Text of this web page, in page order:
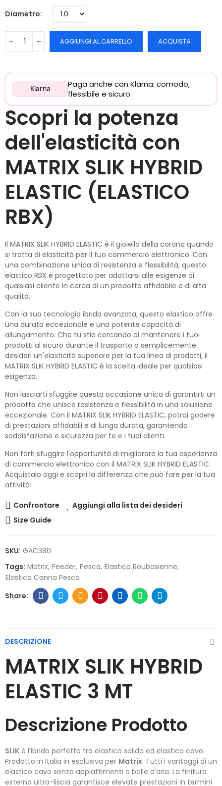
Diametro
AGGIUNGI AL CARRELLO ACQUISTA
Klarna
Paga anche con Klarna: comodo,
flessibile e sicuro.
Scopri la potenza
dell'elasticità con
MATRIX SLIK HYBRID
ELASTIC (ELASTICO
RBX)
Il MATRIX SLIK HYBRID ELASTIC è il gioiello della corona quando
si tratta di elasticità per il tuo commercio elettronico. Con
una combinazione unica di resistenza e flessibilità, questo
elastico RBX è progettato per adattarsi alle esigenze di
qualsiasi cliente in cerca di un prodotto affidabile e di alta
qualità.
Con la sua tecnologia ibrida avanzata, questo elastico offre
una durata eccezionale e una potente capacità di
allungamento. Che tu stia cercando di mantenere i tuoi
prodotti al sicuro durante il trasporto o semplicemente
desideri un'elasticità superiore per la tua linea di prodotti, il
MATRIX SLIK HYBRID ELASTIC è la scelta ideale per qualsiasi
esigenza.
Non lasciarti sfuggire questa occasione unica di garantirti un
prodotto che unisce resistenza e flessibilità in una soluzione
eccezionale. Con il MATRIX SLIK HYBRID ELASTIC, potrai godere
di prestazioni affidabili e di lunga durata, garantendo
soddisfazione e sicurezza per te e i tuoi clienti.
Non farti sfuggire l'opportunità di migliorare la tua esperienza
di commercio elettronico con il MATRIX SLIK HYBRID ELASTIC.
Acquistalo oggi e scopri la differenza che può fare per la tua
attività!
Confrontare
Aggiungi alla lista dei desideri
Size Guide
SKU: GAC380
Tags: Matrix Feeder Pesca Elastico Roubasienne
Elastico Canna Pesca
DESCRIZIONE
MATRIX SLIK HYBRID
ELASTIC 3 MT
Descrizione Prodotto
SLIK è l’ibrido perfetto tra elastico solido ed elastico cavo.
Prodotto in Italia in esclusiva per Matrix. Tutti i vantaggi di un
elastico cavo senza appiattimenti o bolle d’aria. La finitura
esterna ultra-liscia garantisce elevate prestazioni in termini